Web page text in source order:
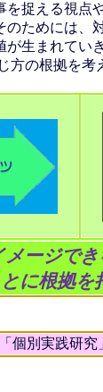
を捉える視点
のためには、
が生まれてい
方の根拠を
ージでき
に根拠
「個別実